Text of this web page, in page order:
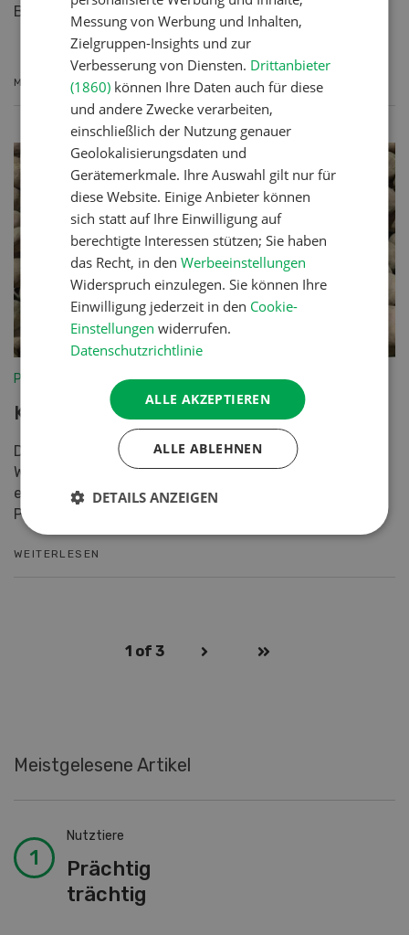
Bio Pack Swiss.
MEHR ERFAHREN
Pflanzenbau
Kartoffeljahr mit Herausforderungen
Die Kartoffelsaison startete mit optimalen
Wachstumsbedingungen und auch der Absatz
entwickelte sich in der Corona-Situation bis auf die
Pommes frites Verk...
WEITERLESEN
1 of 3
Meistgelesene Artikel
Nutztiere
Prächtig
trächtig
Messung von Werbung und Inhalten,
Zielgruppen-Insights und zur
Verbesserung von Diensten. Drittanbieter
(1860) können Ihre Daten auch für diese
und andere Zwecke verarbeiten,
einschließlich der Nutzung genauer
Geolokalisierungsdaten und
Gerätemerkmale. Ihre Auswahl gilt nur für
diese Website. Einige Anbieter können
sich statt auf Ihre Einwilligung auf
berechtigte Interessen stützen; Sie haben
das Recht, in denWerbeeinstellungen
Widerspruch einzulegen. Sie können Ihre
Einwilligung jederzeit in den Cookie-
Einstellungen widerrufen.
Datenschutzrichtlinie
ALLE AKZEPTIEREN
ALLE ABLEHNEN
DETAILS ANZEIGEN